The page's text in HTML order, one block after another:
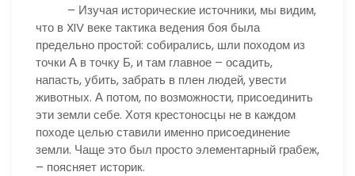
– Изучая исторические источники, мы видим,
что в XIV веке тактика ведения боя была
предельно простой: собирались, шли походом из
точки А в точку Б, и там главное – осадить,
напасть, убить, забрать в плен людей, увести
животных. А потом, по возможности, присоединить
эти земли себе. Хотя крестоносцы не в каждом
походе целью ставили именно присоединение
земли. Чаще это был просто элементарный грабеж,
– поясняет историк.